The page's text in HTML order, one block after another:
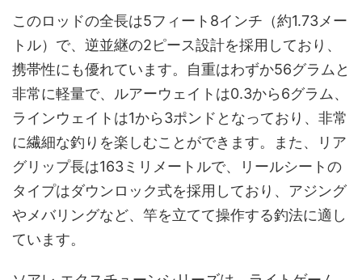
このロッドの全長は5フィート8インチ（約1.73メー
トル）で、逆並継の2ピース設計を採用しており、
携帯性にも優れています。自重はわずか56グラムと
非常に軽量で、ルアーウェイトは0.3から6グラム、
ラインウェイトは1から3ポンドとなっており、非常
に繊細な釣りを楽しむことができます。また、リア
グリップ長は163ミリメートルで、リールシートの
タイプはダウンロック式を採用しており、アジング
やメバリングなど、竿を立てて操作する釣法に適し
ています。